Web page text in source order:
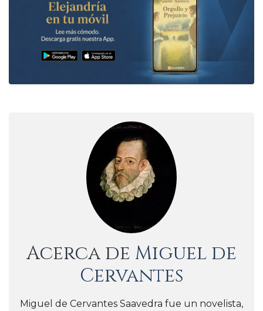
Acerca de Miguel de
Cervantes
Miguel de Cervantes Saavedra fue un novelista,